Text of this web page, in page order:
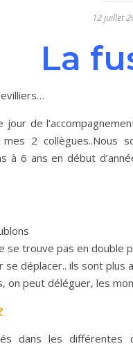
12 juillet
La
jour de
2 collègues..Nous
à 6 ans en début
se trouve pas en double
déplacer.. ils sont plus
on peut déléguer, les
dans les différentes